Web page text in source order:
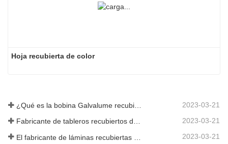
Hoja recubierta de color
2023-03-21
Fabricante de tableros recubiertos de color: Tablero recubierto de color Snowflake para adornos correctamente sacado de la línea de fabricación 2023-03-21
2023-03-21